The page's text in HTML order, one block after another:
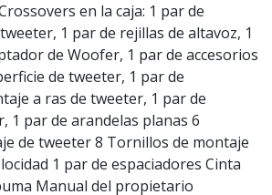
en la caja: 1 par de
1 par de rejillas de altavoz, 1
de Woofer, 1 par de accesorios
de tweeter, 1 par de
a ras de tweeter, 1 par de
1 par de arandelas planas 6
de tweeter 8 Tornillos de montaje
1 par de espaciadores Cinta
Manual del propietario